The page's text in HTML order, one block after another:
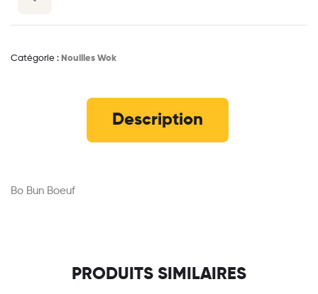
Catégorie : Nouilles Wok
Description
Bo Bun Boeuf
PRODUITS SIMILAIRES